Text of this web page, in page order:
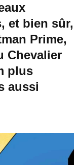
et bien sûr,
Prime,
Chevalier
plus
aussi